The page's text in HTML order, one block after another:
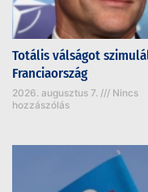
Totális válságot
Franciaország
2026. augusztus 7.
Nincs
hozzászólás